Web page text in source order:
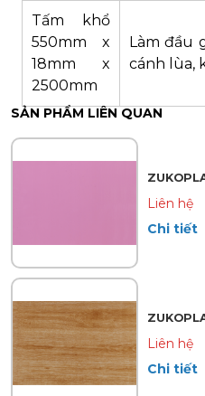
Tấm khổ
550mm x
18mm x
2500mm
Làm đầu
cánh lùa,
SẢN PHẨM LIÊN QUAN
Liên hệ
Chi tiết
Liên hệ
Chi tiết